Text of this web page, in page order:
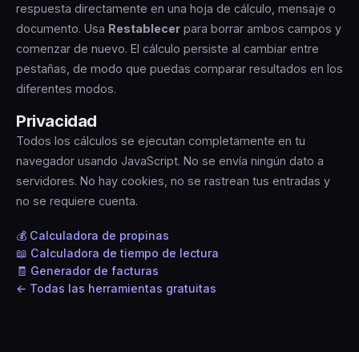
respuesta directamente en una hoja de cálculo, mensaje o
documento. Usa Restablecer para borrar ambos campos y
comenzar de nuevo. El cálculo persiste al cambiar entre
pestañas, de modo que puedas comparar resultados en los
diferentes modos.
Privacidad
Todos los cálculos se ejecutan completamente en tu
navegador usando JavaScript. No se envía ningún dato a
servidores. No hay cookies, no se rastrean tus entradas y
no se requiere cuenta.
💰 Calculadora de propinas
📖 Calculadora de tiempo de lectura
🧾 Generador de facturas
← Todas las herramientas gratuitas